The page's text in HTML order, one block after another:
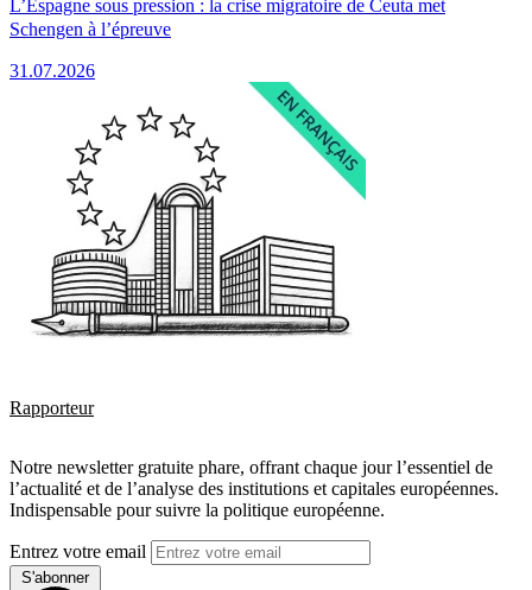
L’Espagne sous pression : la crise migratoire de Ceuta met
Schengen à l’épreuve
31.07.2026
Rapporteur
Notre newsletter gratuite phare, offrant chaque jour l’essentiel de
l’actualité et de l’analyse des institutions et capitales européennes.
Indispensable pour suivre la politique européenne.
Entrez votre email
S'abonner